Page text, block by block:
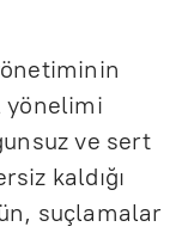
yönelimi
ve sert
kaldığı
suçlamalar